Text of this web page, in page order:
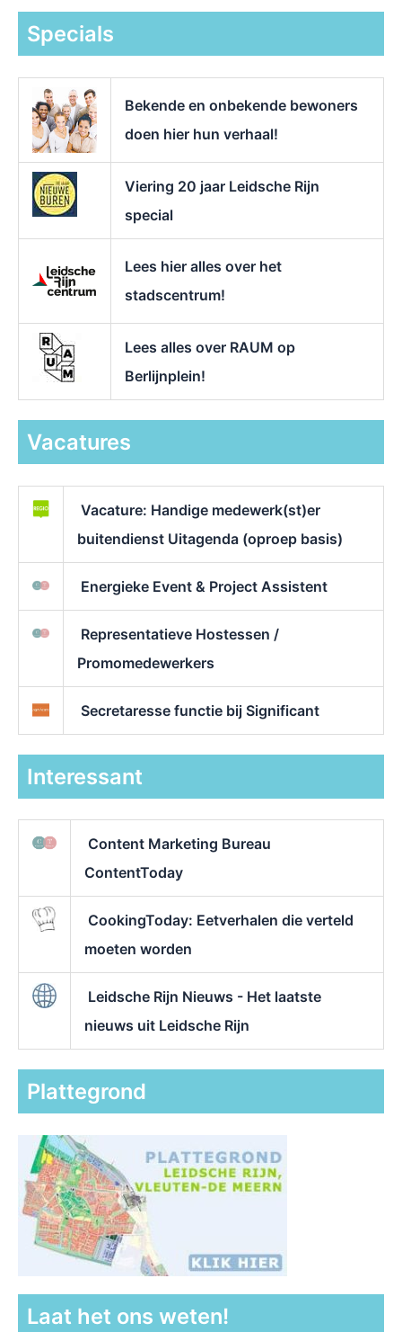
a
Specials
Bekende en onbekende bewoners
doen hier hun verhaal!
Viering 20 jaar Leidsche Rijn
special
Lees hier alles over het
stadscentrum!
Lees alles over RAUM op
Berlijnplein!
Vacatures
Vacature: Handige medewerk(st)er
buitendienst Uitagenda (oproep basis)
Energieke Event & Project Assistent
Representatieve Hostessen /
Promomedewerkers
Secretaresse functie bij Significant
Interessant
Content Marketing Bureau
ContentToday
CookingToday: Eetverhalen die verteld
moeten worden
Leidsche Rijn Nieuws - Het laatste
nieuws uit Leidsche Rijn
Plattegrond
Laat het ons weten!